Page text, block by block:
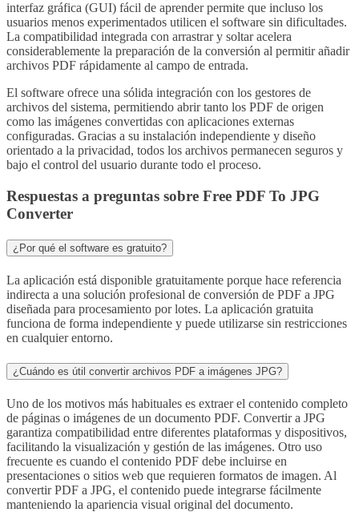
interfaz gráfica (GUI) fácil de aprender permite que incluso los
usuarios menos experimentados utilicen el software sin dificultades.
La compatibilidad integrada con arrastrar y soltar acelera
considerablemente la preparación de la conversión al permitir añadir
archivos PDF rápidamente al campo de entrada.
El software ofrece una sólida integración con los gestores de
archivos del sistema, permitiendo abrir tanto los PDF de origen
como las imágenes convertidas con aplicaciones externas
configuradas. Gracias a su instalación independiente y diseño
orientado a la privacidad, todos los archivos permanecen seguros y
bajo el control del usuario durante todo el proceso.
Respuestas a preguntas sobre Free PDF To JPG
Converter
¿Por qué el software es gratuito?
La aplicación está disponible gratuitamente porque hace referencia
indirecta a una solución profesional de conversión de PDF a JPG
diseñada para procesamiento por lotes. La aplicación gratuita
funciona de forma independiente y puede utilizarse sin restricciones
en cualquier entorno.
¿Cuándo es útil convertir archivos PDF a imágenes JPG?
Uno de los motivos más habituales es extraer el contenido completo
de páginas o imágenes de un documento PDF. Convertir a JPG
garantiza compatibilidad entre diferentes plataformas y dispositivos,
facilitando la visualización y gestión de las imágenes. Otro uso
frecuente es cuando el contenido PDF debe incluirse en
presentaciones o sitios web que requieren formatos de imagen. Al
convertir PDF a JPG, el contenido puede integrarse fácilmente
manteniendo la apariencia visual original del documento.